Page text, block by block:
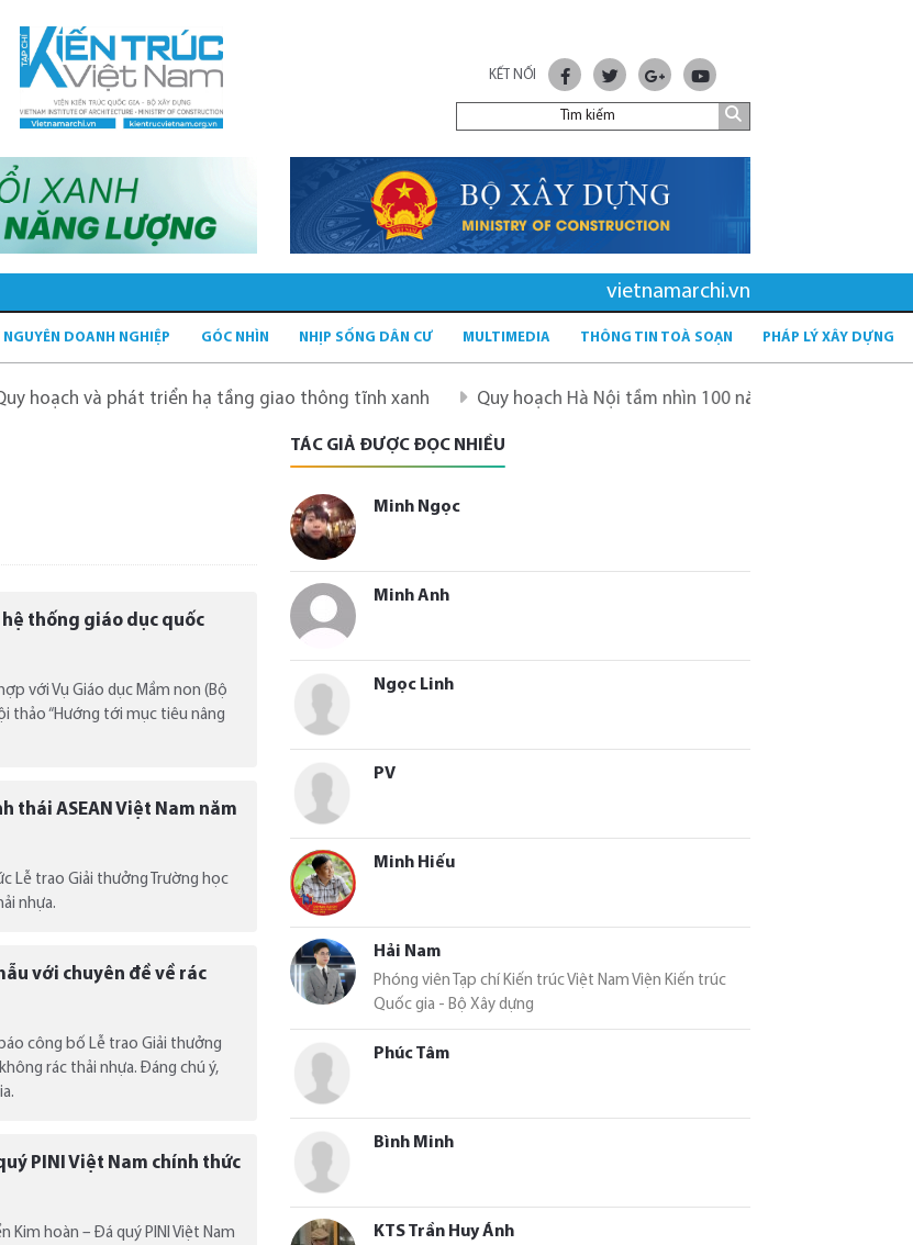
KẾT NỐI
vietnamarchi.vn
NGUYÊN DOANH NGHIỆP GÓC NHÌN NHỊP SỐNG DÂN CƯ MULTIMEDIA THÔNG TIN TOÀ SOẠN PHÁP LÝ XÂY DỰNG
và phát triển hạ tầng giao thông tĩnh xanh Quy hoạch Hà Nội tầm nhìn 100 năm Quy hoạch mới sau
thống giáo dục quốc
với Vụ Giáo dục Mầm non (Bộ
thảo “Hướng tới mục tiêu nâng
thái ASEAN Việt Nam năm
Lễ trao Giải thưởng Trường học
nhựa.
với chuyên đề về rác
công bố Lễ trao Giải thưởng
rác thải nhựa. Đáng chú ý,
PINI Việt Nam chính thức
Kim hoàn – Đá quý PINI Việt Nam
TÁC GIẢ ĐƯỢC ĐỌC NHIỀU
Minh Ngọc
Minh Anh
Ngọc Linh
PV
Minh Hiếu
Hải Nam
Phóng viên Tạp chí Kiến trúc Việt Nam Viện Kiến trúc
Quốc gia - Bộ Xây dựng
Phúc Tâm
Bình Minh
KTS Trần Huy Ánh